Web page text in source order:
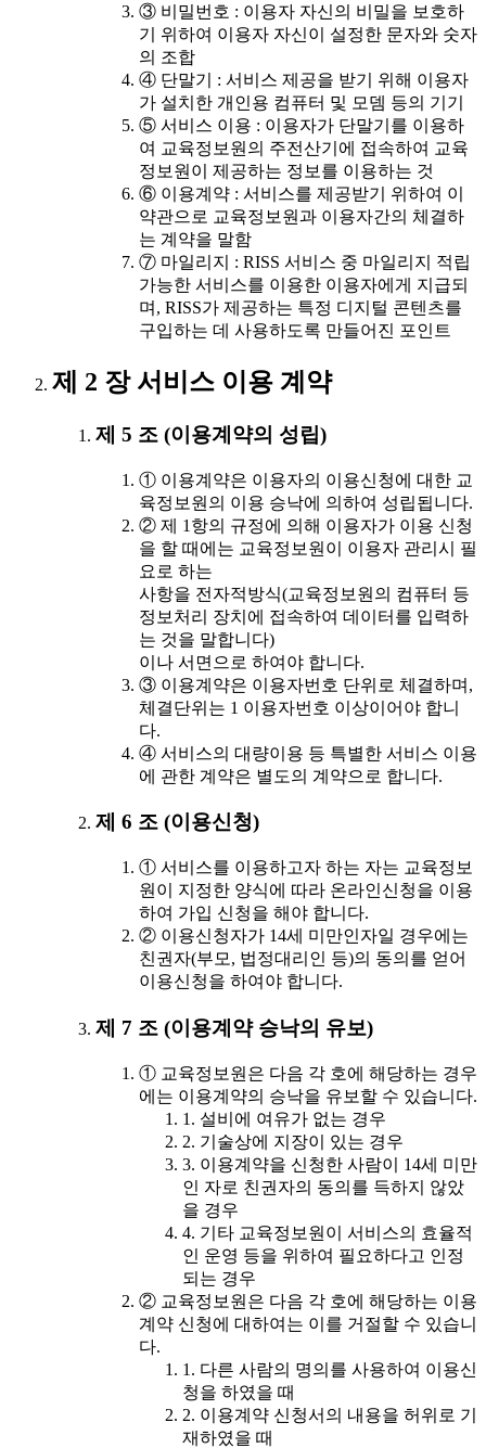
③ 비밀번호 : 이용자 자신의 비밀을 보호하
기 위하여 이용자 자신이 설정한 문자와 숫자
의 조합
④ 단말기 : 서비스 제공을 받기 위해 이용자
가 설치한 개인용 컴퓨터 및 모뎀 등의 기기
⑤ 서비스 이용 : 이용자가 단말기를 이용하
여 교육정보원의 주전산기에 접속하여 교육
정보원이 제공하는 정보를 이용하는 것
⑥ 이용계약 : 서비스를 제공받기 위하여 이
약관으로 교육정보원과 이용자간의 체결하
는 계약을 말함
⑦ 마일리지 : RISS 서비스 중 마일리지 적립
가능한 서비스를 이용한 이용자에게 지급되
며, RISS가 제공하는 특정 디지털 콘텐츠를
구입하는 데 사용하도록 만들어진 포인트
제 2 장 서비스 이용 계약
제 5 조 (이용계약의 성립)
① 이용계약은 이용자의 이용신청에 대한 교
육정보원의 이용 승낙에 의하여 성립됩니다.
② 제 1항의 규정에 의해 이용자가 이용 신청
을 할 때에는 교육정보원이 이용자 관리시 필
요로 하는
사항을 전자적방식(교육정보원의 컴퓨터 등
정보처리 장치에 접속하여 데이터를 입력하
는 것을 말합니다)
이나 서면으로 하여야 합니다.
③ 이용계약은 이용자번호 단위로 체결하며,
체결단위는 1 이용자번호 이상이어야 합니
다.
④ 서비스의 대량이용 등 특별한 서비스 이용
에 관한 계약은 별도의 계약으로 합니다.
제 6 조 (이용신청)
① 서비스를 이용하고자 하는 자는 교육정보
원이 지정한 양식에 따라 온라인신청을 이용
하여 가입 신청을 해야 합니다.
② 이용신청자가 14세 미만인자일 경우에는
친권자(부모, 법정대리인 등)의 동의를 얻어
이용신청을 하여야 합니다.
제 7 조 (이용계약 승낙의 유보)
① 교육정보원은 다음 각 호에 해당하는 경우
에는 이용계약의 승낙을 유보할 수 있습니다.
1. 설비에 여유가 없는 경우
2. 기술상에 지장이 있는 경우
3. 이용계약을 신청한 사람이 14세 미만
인 자로 친권자의 동의를 득하지 않았
을 경우
4. 기타 교육정보원이 서비스의 효율적
인 운영 등을 위하여 필요하다고 인정
되는 경우
② 교육정보원은 다음 각 호에 해당하는 이용
계약 신청에 대하여는 이를 거절할 수 있습니
다.
1. 다른 사람의 명의를 사용하여 이용신
청을 하였을 때
2. 이용계약 신청서의 내용을 허위로 기
재하였을 때